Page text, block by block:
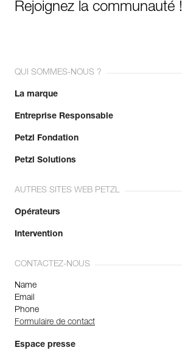
Rejoignez la communauté !
QUI SOMMES-NOUS ?
La marque
Entreprise Responsable
Petzl Fondation
Petzl Solutions
AUTRES SITES WEB PETZL
Opérateurs
Intervention
CONTACTEZ-NOUS
Name
Email
Phone
Formulaire de contact
Espace presse